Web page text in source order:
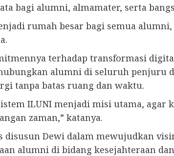
bagi alumni, almamater, serta
rumah besar bagi semua
terhadap transformasi
alumni di seluruh penjuru
tanpa batas ruang dan waktu.
ILUNI menjadi misi utama,
zaman,” katanya.
disusun Dewi dalam mewujudkan
alumni di bidang kesejahteraan